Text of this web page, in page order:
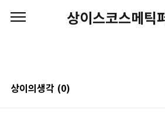
상이스코스메틱
상이의생각 (0)